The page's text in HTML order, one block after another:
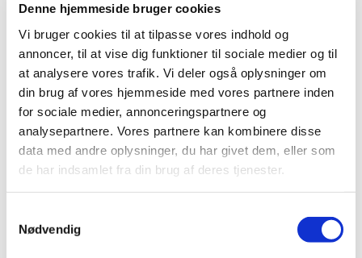
Denne hjemmeside bruger cookies
Vi bruger cookies til at tilpasse vores indhold og
annoncer, til at vise dig funktioner til sociale medier og til
at analysere vores trafik. Vi deler også oplysninger om
din brug af vores hjemmeside med vores partnere inden
for sociale medier, annonceringspartnere og
analysepartnere. Vores partnere kan kombinere disse
data med andre oplysninger, du har givet dem, eller som
de har indsamlet fra din brug af deres tjenester.
Nødvendig
2026 (84)
2025 (158)
2024 (224)
2023 (195)
2022 (197)
2020 (263)
2019 (159)
oktober (20)